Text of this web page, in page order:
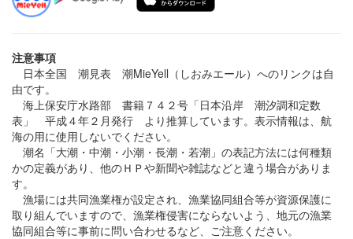
注意事項
日本全国 潮見表 潮MieYell（しおみエール）へのリンクは自
由です。
海上保安庁水路部 書籍７４２号「日本沿岸 潮汐調和定数
表」 平成４年２月発行 より推算しています。表示情報は、航
海の用に使用しないでください。
潮名「大潮・中潮・小潮・長潮・若潮」の表記方法には何種類
かの定義があり、他のＨＰや新聞や雑誌などと違う場合がありま
す。
漁場には共同漁業権が設定され、漁業協同組合等が資源保護に
取り組んでいますので、漁業権侵害にならないよう、地元の漁業
協同組合等に事前に問い合わせるなど、ご注意ください。